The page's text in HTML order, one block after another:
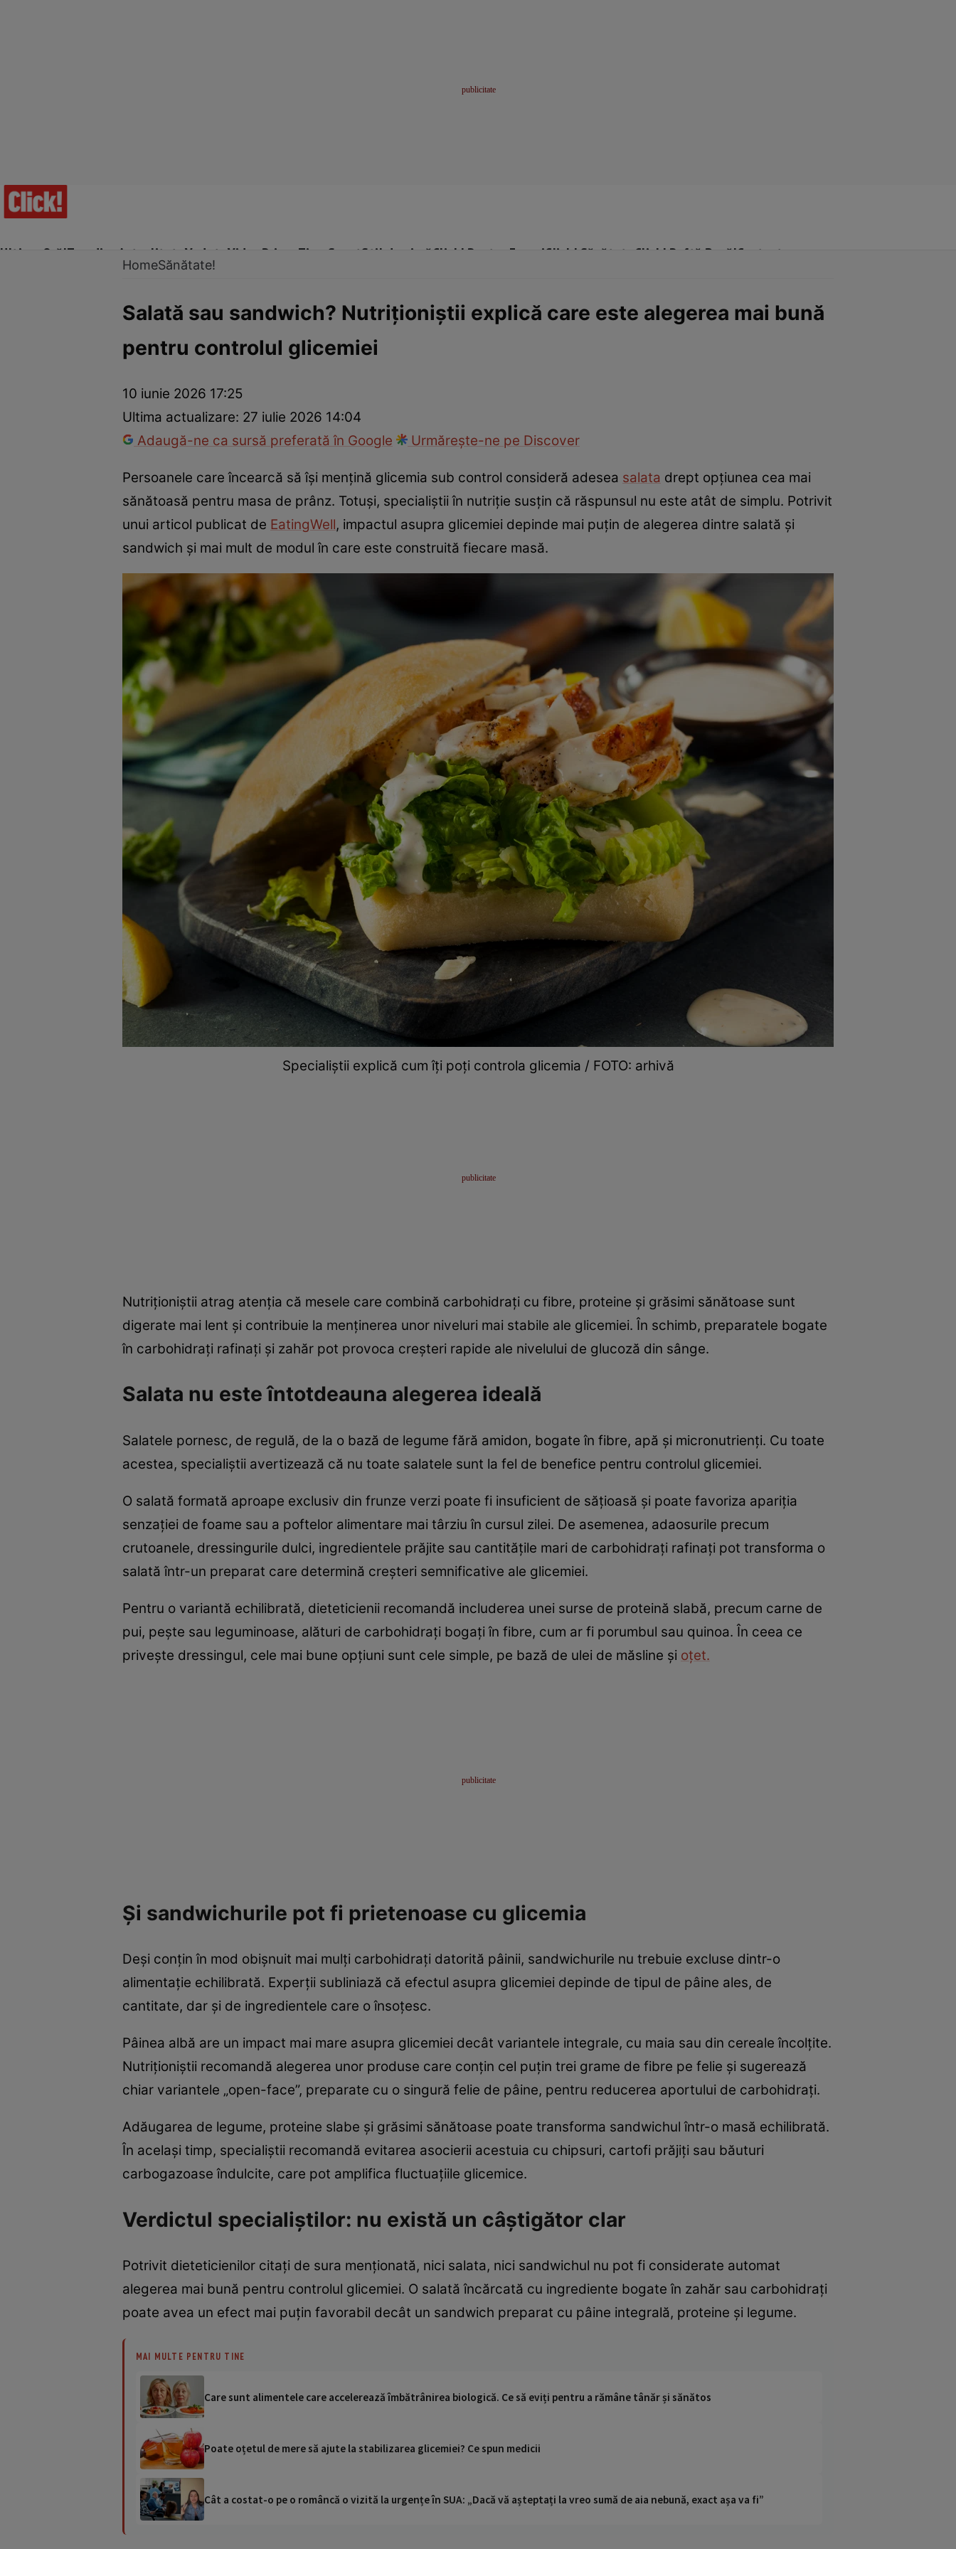
Ultima Oră!Trending Actualitate Vedete Video Prime Time SportStil de viațăClick! Pentru FemeiClick! Sănătate Click! Poftă Bună!Contact
Prevenție și tratamentRemedii naturisteMedicii răspundViața sexuală
HomeSănătate!
Salată sau sandwich? Nutriționiștii explică care este alegerea mai bună
pentru controlul glicemiei
10 iunie 2026 17:25
Ultima actualizare: 27 iulie 2026 14:04
Adaugă-ne ca sursă preferată în Google
Urmărește-ne pe Discover
Persoanele care încearcă să își mențină glicemia sub control consideră adesea salata drept opțiunea cea mai
sănătoasă pentru masa de prânz. Totuși, specialiștii în nutriție susțin că răspunsul nu este atât de simplu. Potrivit
unui articol publicat de EatingWell, impactul asupra glicemiei depinde mai puțin de alegerea dintre salată și
sandwich și mai mult de modul în care este construită fiecare masă.
Specialiștii explică cum îți poți controla glicemia / FOTO: arhivă
Nutriționiștii atrag atenția că mesele care combină carbohidrați cu fibre, proteine și grăsimi sănătoase sunt
digerate mai lent și contribuie la menținerea unor niveluri mai stabile ale glicemiei. În schimb, preparatele bogate
în carbohidrați rafinați și zahăr pot provoca creșteri rapide ale nivelului de glucoză din sânge.
Salata nu este întotdeauna alegerea ideală
Salatele pornesc, de regulă, de la o bază de legume fără amidon, bogate în fibre, apă și micronutrienți. Cu toate
acestea, specialiștii avertizează că nu toate salatele sunt la fel de benefice pentru controlul glicemiei.
O salată formată aproape exclusiv din frunze verzi poate fi insuficient de sățioasă și poate favoriza apariția
senzației de foame sau a poftelor alimentare mai târziu în cursul zilei. De asemenea, adaosurile precum
crutoanele, dressingurile dulci, ingredientele prăjite sau cantitățile mari de carbohidrați rafinați pot transforma o
salată într-un preparat care determină creșteri semnificative ale glicemiei.
Pentru o variantă echilibrată, dieteticienii recomandă includerea unei surse de proteină slabă, precum carne de
pui, pește sau leguminoase, alături de carbohidrați bogați în fibre, cum ar fi porumbul sau quinoa. În ceea ce
privește dressingul, cele mai bune opțiuni sunt cele simple, pe bază de ulei de măsline și oțet.
Și sandwichurile pot fi prietenoase cu glicemia
Deși conțin în mod obișnuit mai mulți carbohidrați datorită pâinii, sandwichurile nu trebuie excluse dintr-o
alimentație echilibrată. Experții subliniază că efectul asupra glicemiei depinde de tipul de pâine ales, de
cantitate, dar și de ingredientele care o însoțesc.
Pâinea albă are un impact mai mare asupra glicemiei decât variantele integrale, cu maia sau din cereale încolțite.
Nutriționiștii recomandă alegerea unor produse care conțin cel puțin trei grame de fibre pe felie și sugerează
chiar variantele „open-face”, preparate cu o singură felie de pâine, pentru reducerea aportului de carbohidrați.
Adăugarea de legume, proteine slabe și grăsimi sănătoase poate transforma sandwichul într-o masă echilibrată.
În același timp, specialiștii recomandă evitarea asocierii acestuia cu chipsuri, cartofi prăjiți sau băuturi
carbogazoase îndulcite, care pot amplifica fluctuațiile glicemice.
Verdictul specialiștilor: nu există un câștigător clar
Potrivit dieteticienilor citați de sura menționată, nici salata, nici sandwichul nu pot fi considerate automat
alegerea mai bună pentru controlul glicemiei. O salată încărcată cu ingrediente bogate în zahăr sau carbohidrați
poate avea un efect mai puțin favorabil decât un sandwich preparat cu pâine integrală, proteine și legume.
MAI MULTE PENTRU TINE
Care sunt alimentele care accelerează îmbătrânirea biologică. Ce să eviți pentru a rămâne tânăr și sănătos
Poate oțetul de mere să ajute la stabilizarea glicemiei? Ce spun medicii
Cât a costat-o pe o româncă o vizită la urgențe în SUA: „Dacă vă așteptați la vreo sumă de aia nebună, exact așa va fi”